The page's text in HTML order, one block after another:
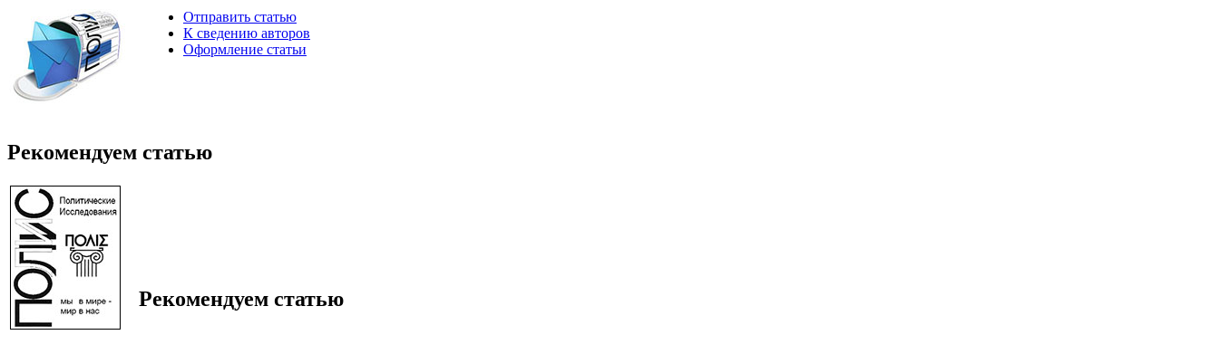
Отправить статью
К сведению авторов
Оформление статьи
Рекомендуем статью
Рекомендуем статью